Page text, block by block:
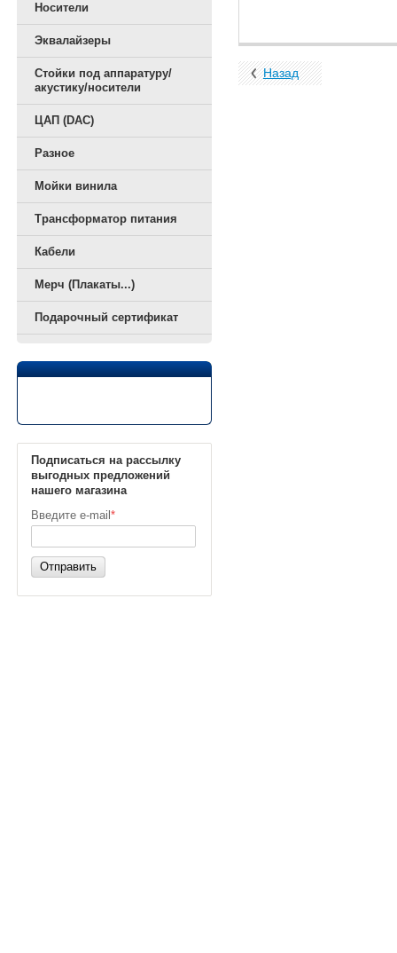
Носители
Эквалайзеры
Стойки под аппаратуру/
акустику/носители
ЦАП (DAC)
Разное
Мойки винила
Трансформатор питания
Кабели
Мерч (Плакаты...)
Подарочный сертификат
Подписаться на рассылку
выгодных предложений
нашего магазина
Введите e-mail *
Отправить
Назад